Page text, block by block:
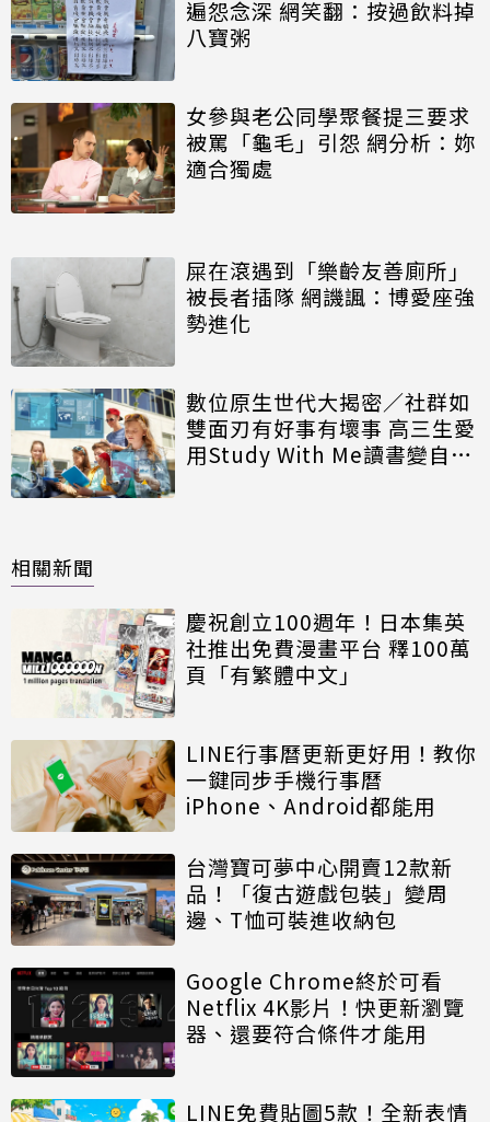
遍怨念深 網笑翻：按過飲料掉
八寶粥
女參與老公同學聚餐提三要求
被罵「龜毛」引怨 網分析：妳
適合獨處
屎在滾遇到「樂齡友善廁所」
被長者插隊 網譏諷：博愛座強
勢進化
數位原生世代大揭密／社群如
雙面刃有好事有壞事 高三生愛
用Study With Me讀書變自
相關新聞
慶祝創立100週年！日本集英
社推出免費漫畫平台 釋100萬
頁「有繁體中文」
LINE行事曆更新更好用！教你
一鍵同步手機行事曆
iPhone、Android都能用
台灣寶可夢中心開賣12款新
品！「復古遊戲包裝」變周
邊、T恤可裝進收納包
Google Chrome終於可看
Netflix 4K影片！快更新瀏覽
器、還要符合條件才能用
LINE免費貼圖5款！全新表情